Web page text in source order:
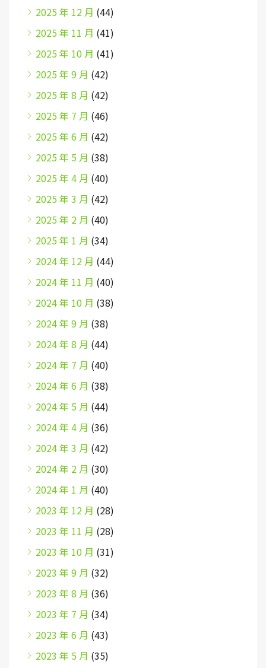
2025 年 12 月 (44)
2025 年 11 月 (41)
2025 年 10 月 (41)
2025 年 9 月 (42)
2025 年 8 月 (42)
2025 年 7 月 (46)
2025 年 6 月 (42)
2025 年 5 月 (38)
2025 年 4 月 (40)
2025 年 3 月 (42)
2025 年 2 月 (40)
2025 年 1 月 (34)
2024 年 12 月 (44)
2024 年 11 月 (40)
2024 年 10 月 (38)
2024 年 9 月 (38)
2024 年 8 月 (44)
2024 年 7 月 (40)
2024 年 6 月 (38)
2024 年 5 月 (44)
2024 年 4 月 (36)
2024 年 3 月 (42)
2024 年 2 月 (30)
2024 年 1 月 (40)
2023 年 12 月 (28)
2023 年 11 月 (28)
2023 年 10 月 (31)
2023 年 9 月 (32)
2023 年 8 月 (36)
2023 年 7 月 (34)
2023 年 6 月 (43)
2023 年 5 月 (35)